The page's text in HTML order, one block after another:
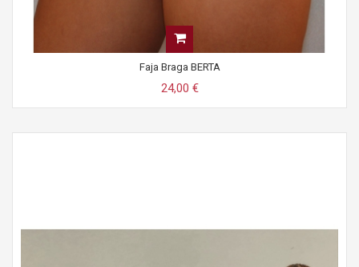
Faja Braga BERTA
24,00 €